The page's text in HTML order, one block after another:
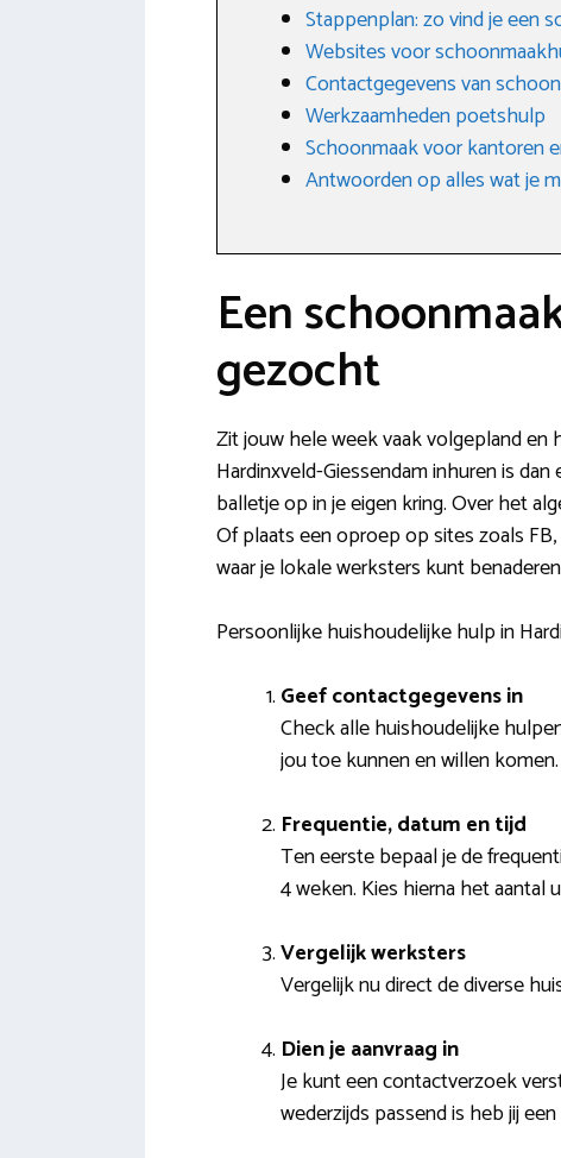
Stappenplan: zo vind je een
Websites voor
Contactgegevens van
Werkzaamheden poetshulp
Schoonmaak voor kantoren
Antwoorden op alles wat je
Een
gezocht
Zit jouw hele week vaak volgepland en
Hardinxveld-Giessendam inhuren is
balletje op in je eigen kring. Over het
Of plaats een oproep op sites zoals
waar je lokale werksters kunt
Persoonlijke huishoudelijke hulp in
Geef contactgegevens in
Check alle huishoudelijke
jou toe kunnen en willen komen.
Frequentie, datum en tijd
Ten eerste bepaal je de
4 weken. Kies hierna het aantal
Vergelijk werksters
Vergelijk nu direct de diverse
Dien je aanvraag in
Je kunt een contactverzoek
wederzijds passend is heb jij